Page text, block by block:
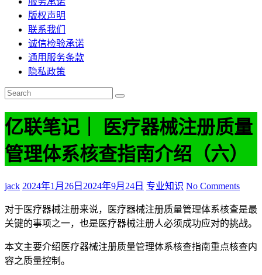
版权声明
联系我们
诚信检验承诺
通用服务条款
隐私政策
亿联笔记｜ 医疗器械注册质量
管理体系核查指南介绍（六）
jack 2024年1月26日 2024年9月24日 专业知识 No Comments
对于医疗器械注册来说，医疗器械注册质量管理体系核查是最
关键的事项之一，也是医疗器械注册人必须成功应对的挑战。
本文主要介绍医疗器械注册质量管理体系核查指南重点核查内
容之质量控制。